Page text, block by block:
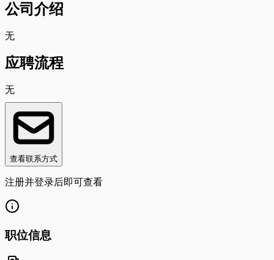
公司介绍
无
应聘流程
无
查看联系方式
注册并登录后即可查看
职位信息